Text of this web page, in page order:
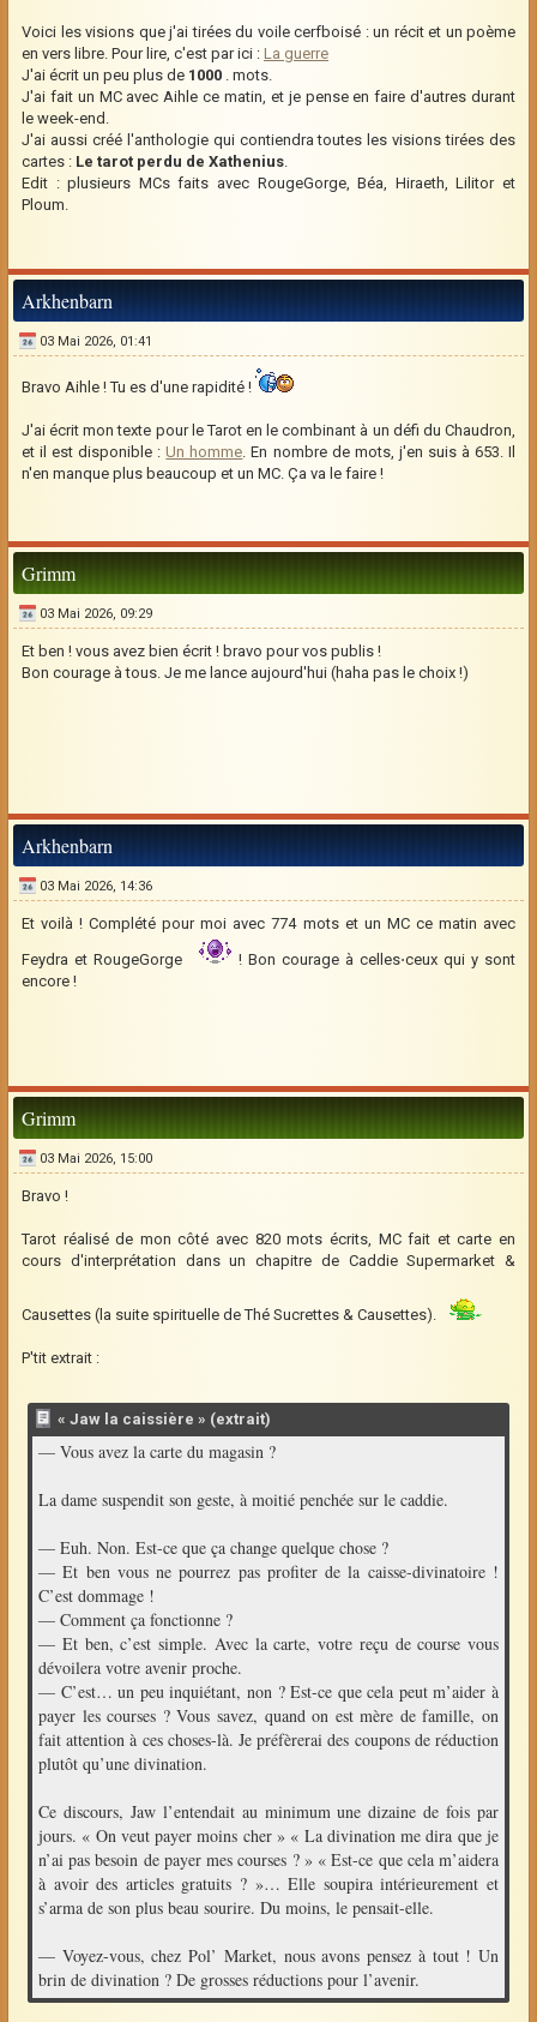
Voici les visions que j'ai tirées du voile cerfboisé : un récit et un poème
en vers libre. Pour lire, c'est par ici : La guerre
J'ai écrit un peu plus de 1000 . mots.
J'ai fait un MC avec Aihle ce matin, et je pense en faire d'autres durant
le week-end.
J'ai aussi créé l'anthologie qui contiendra toutes les visions tirées des
cartes : Le tarot perdu de Xathenius.
Edit : plusieurs MCs faits avec RougeGorge, Béa, Hiraeth, Lilitor et
Ploum.
Arkhenbarn
03 Mai 2026, 01:41
Bravo Aihle ! Tu es d'une rapidité !
J'ai écrit mon texte pour le Tarot en le combinant à un défi du Chaudron,
et il est disponible :Un homme. En nombre de mots, j'en suis à 653. Il
n'en manque plus beaucoup et un MC. Ça va le faire !
Grimm
03 Mai 2026, 09:29
Et ben ! vous avez bien écrit ! bravo pour vos publis !
Bon courage à tous. Je me lance aujourd'hui (haha pas le choix !)
Arkhenbarn
03 Mai 2026, 14:36
Et voilà ! Complété pour moi avec 774 mots et un MC ce matin avec
Feydra et RougeGorge
! Bon courage à celles⋅ceux qui y sont
encore !
Grimm
03 Mai 2026, 15:00
Bravo !
Tarot réalisé de mon côté avec 820 mots écrits, MC fait et carte en
cours d'interprétation dans un chapitre de Caddie Supermarket &
Causettes (la suite spirituelle de Thé Sucrettes & Causettes).
P'tit extrait :
« Jaw la caissière » (extrait)
— Vous avez la carte du magasin ?
La dame suspendit son geste, à moitié penchée sur le caddie.
— Euh. Non. Est-ce que ça change quelque chose ?
— Et ben vous ne pourrez pas profiter de la caisse-divinatoire !
C’est dommage !
— Comment ça fonctionne ?
— Et ben, c’est simple. Avec la carte, votre reçu de course vous
dévoilera votre avenir proche.
— C’est… un peu inquiétant, non ? Est-ce que cela peut m’aider à
payer les courses ? Vous savez, quand on est mère de famille, on
fait attention à ces choses-là. Je préfèrerai des coupons de réduction
plutôt qu’une divination.
Ce discours, Jaw l’entendait au minimum une dizaine de fois par
jours. « On veut payer moins cher » « La divination me dira que je
n’ai pas besoin de payer mes courses ? » « Est-ce que cela m’aidera
à avoir des articles gratuits ? »… Elle soupira intérieurement et
s’arma de son plus beau sourire. Du moins, le pensait-elle.
— Voyez-vous, chez Pol’ Market, nous avons pensez à tout ! Un
brin de divination ? De grosses réductions pour l’avenir.